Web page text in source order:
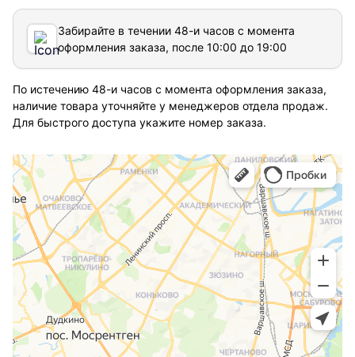
Забирайте в течении 48-и часов с момента
оформления заказа, после 10:00 до 19:00
По истечению 48-и часов с момента оформления заказа,
наличие товара уточняйте у менеджеров отдела продаж.
Для быстрого доступа укажите номер заказа.